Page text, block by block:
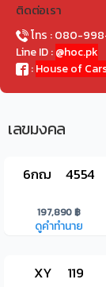
ติดต่อเรา
โทร : 080-
Line ID :@hoc.pk
:House of
เลขมงคล
6กฌ 4554
197,890 ฿
ดูคำทำนาย
XY 119